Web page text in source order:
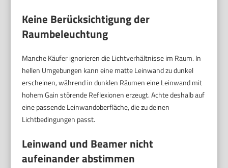
Keine Berücksichtigung der
Raumbeleuchtung
Manche Käufer ignorieren die Lichtverhältnisse im Raum. In
hellen Umgebungen kann eine matte Leinwand zu dunkel
erscheinen, während in dunklen Räumen eine Leinwand mit
hohem Gain störende Reflexionen erzeugt. Achte deshalb auf
eine passende Leinwandoberfläche, die zu deinen
Lichtbedingungen passt.
Leinwand und Beamer nicht
aufeinander abstimmen